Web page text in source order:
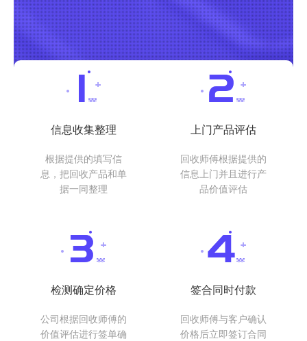
信息收集整理
根据提供的填写信
息，把回收产品和单
据一同整理
上门产品评估
回收师傅根据提供的
信息上门并且进行产
品价值评估
检测确定价格
公司根据回收师傅的
价值评估进行签单确
签合同时付款
回收师傅与客户确认
价格后立即签订合同